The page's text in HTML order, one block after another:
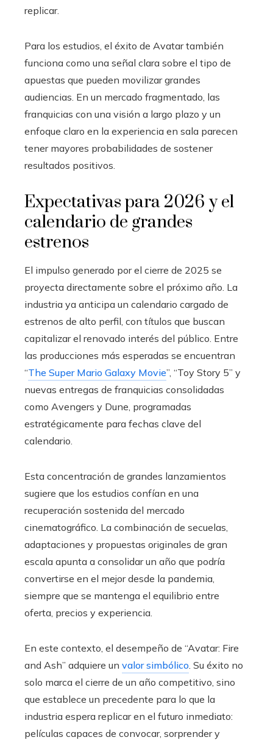
replicar.
Para los estudios, el éxito de Avatar también
funciona como una señal clara sobre el tipo de
apuestas que pueden movilizar grandes
audiencias. En un mercado fragmentado, las
franquicias con una visión a largo plazo y un
enfoque claro en la experiencia en sala parecen
tener mayores probabilidades de sostener
resultados positivos.
Expectativas para 2026 y el
calendario de grandes
estrenos
El impulso generado por el cierre de 2025 se
proyecta directamente sobre el próximo año. La
industria ya anticipa un calendario cargado de
estrenos de alto perfil, con títulos que buscan
capitalizar el renovado interés del público. Entre
las producciones más esperadas se encuentran
“The Super Mario Galaxy Movie”, “Toy Story 5” y
nuevas entregas de franquicias consolidadas
como Avengers y Dune, programadas
estratégicamente para fechas clave del
calendario.
Esta concentración de grandes lanzamientos
sugiere que los estudios confían en una
recuperación sostenida del mercado
cinematográfico. La combinación de secuelas,
adaptaciones y propuestas originales de gran
escala apunta a consolidar un año que podría
convertirse en el mejor desde la pandemia,
siempre que se mantenga el equilibrio entre
oferta, precios y experiencia.
En este contexto, el desempeño de “Avatar: Fire
and Ash” adquiere un valor simbólico . Su éxito no
solo marca el cierre de un año competitivo, sino
que establece un precedente para lo que la
industria espera replicar en el futuro inmediato:
películas capaces de convocar, sorprender y